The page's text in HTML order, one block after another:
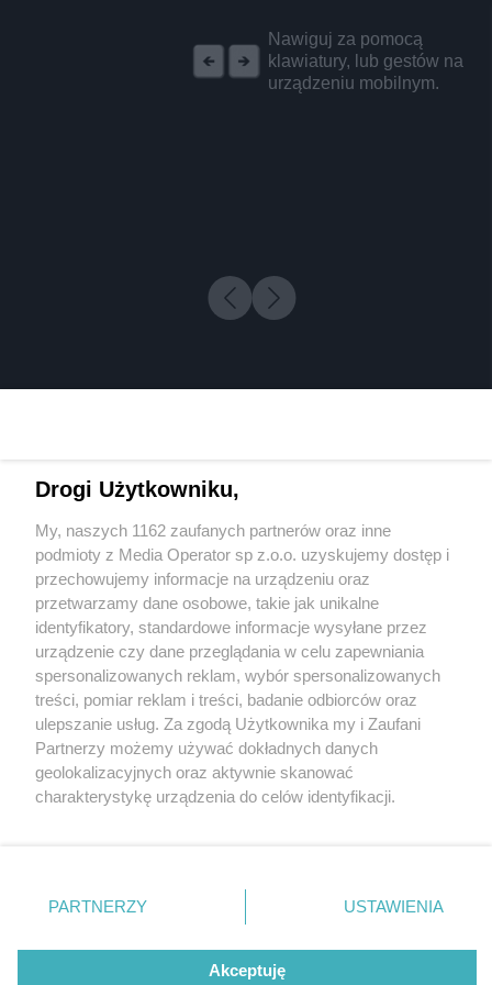
Nawiguj za pomocą
klawiatury, lub gestów na
urządzeniu mobilnym.
3 / 0
Wydawca mediów lokalnych
Nie zapomnij
zapoznać się z:
polityką prywatności regulamin korzystania z portali
Twojemiasto
Piekary Śląskie
Chorzów
Tarnowskie Góry
Gliwice
Skontakuj sięz nami
Kontakt
Wydawca
Redakcja
Drogi Użytkowniku,
My, naszych 1162 zaufanych partnerów oraz inne
podmioty z Media Operator sp z.o.o. uzyskujemy dostęp i
przechowujemy informacje na urządzeniu oraz
przetwarzamy dane osobowe, takie jak unikalne
identyfikatory, standardowe informacje wysyłane przez
urządzenie czy dane przeglądania w celu zapewniania
spersonalizowanych reklam, wybór spersonalizowanych
treści, pomiar reklam i treści, badanie odbiorców oraz
ulepszanie usług. Za zgodą Użytkownika my i Zaufani
Partnerzy możemy używać dokładnych danych
geolokalizacyjnych oraz aktywnie skanować
charakterystykę urządzenia do celów identyfikacji.
zmienić/wycofać klikając przycisk ustawień prywatności
znajdujący się w lewym dolnym rogu strony
rodzaje przetwarzania danych nie wymagają zgody
użytkownika, ale masz prawo sprzeciwić się takiemu
PARTNERZY USTAWIENIA
Akceptuję